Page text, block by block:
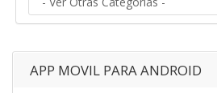
APP MOVIL PARA ANDROID